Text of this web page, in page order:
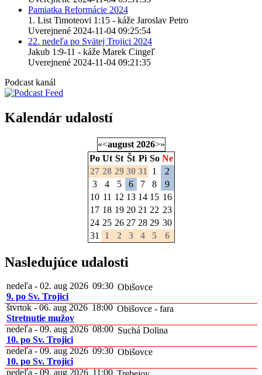
Pamiatka Reformácie 2024
1. List Timoteovi 1:15 - káže Jaroslav Petro
Uverejnené 2024-11-04 09:25:54
22. nedeľa po Svätej Trojici 2024
Jakub 1:9-11 - káže Marek Cingeľ
Uverejnené 2024-11-04 09:21:35
Podcast kanál
Kalendár udalostí
«<august 2026>»
Po Ut St Št Pi So Ne
27 28 29 30 31 1
2
3
4 5 6 7 8
9
10 11 12 13 14 15 16
17 18 19 20 21 22 23
24 25 26 27 28 29 30
31
1 2 3 4 5 6
Nasledujúce udalosti
nedeľa - 02. aug 2026 09:30 Obišovce
9. po Sv. Trojici
štvrtok - 06. aug 2026 18:00 Obišovce - fara
Stretnutie mužov
nedeľa - 09. aug 2026 08:00 Suchá Dolina
10. po Sv. Trojici
nedeľa - 09. aug 2026 09:30 Obišovce
10. po Sv. Trojici
nedeľa - 09. aug 2026 11:00